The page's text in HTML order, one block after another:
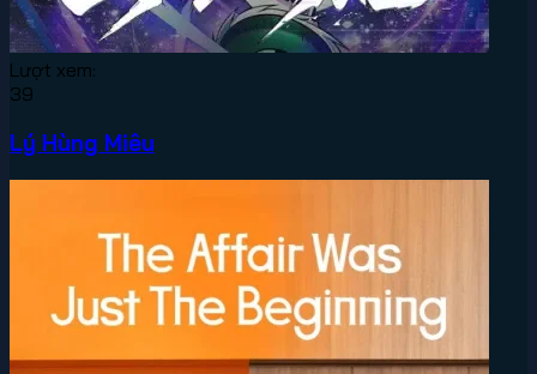
Lượt xem:
39
Lý Hùng Miêu